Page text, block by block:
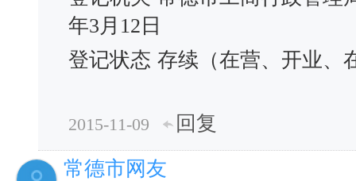
年3月12日
登记状态 存续（在营、开业、
2015-11-09
回复
常德市网友